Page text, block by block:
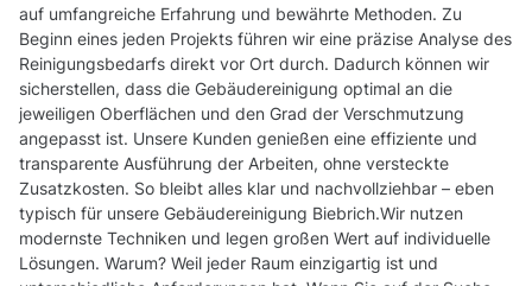
auf umfangreiche Erfahrung und bewährte Methoden. Zu
Beginn eines jeden Projekts führen wir eine präzise Analyse des
Reinigungsbedarfs direkt vor Ort durch. Dadurch können wir
sicherstellen, dass die Gebäudereinigung optimal an die
jeweiligen Oberflächen und den Grad der Verschmutzung
angepasst ist. Unsere Kunden genießen eine effiziente und
transparente Ausführung der Arbeiten, ohne versteckte
Zusatzkosten. So bleibt alles klar und nachvollziehbar – eben
typisch für unsere Gebäudereinigung Biebrich.Wir nutzen
modernste Techniken und legen großen Wert auf individuelle
Lösungen. Warum? Weil jeder Raum einzigartig ist und